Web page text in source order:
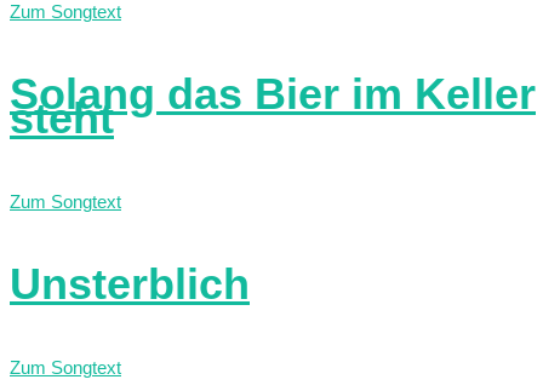
Zum Songtext
Solang das Bier im Keller
steht
Zum Songtext
Unsterblich
Zum Songtext